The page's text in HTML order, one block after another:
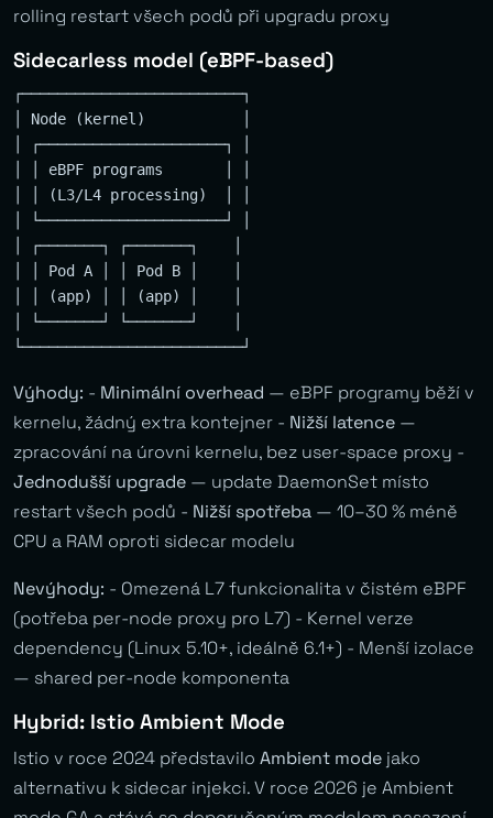
rolling restart všech podů při upgradu proxy
Sidecarless model (eBPF-based)
┌─────────────────────────┐
│ Node (kernel)           │
│ ┌─────────────────────┐ │
│ │ eBPF programs       │ │
│ │ (L3/L4 processing)  │ │
│ └─────────────────────┘ │
│ ┌───────┐ ┌───────┐    │
│ │ Pod A │ │ Pod B │    │
│ │ (app) │ │ (app) │    │
│ └───────┘ └───────┘    │
Výhody: - Minimální overhead — eBPF programy běží v
kernelu, žádný extra kontejner - Nižší latence —
zpracování na úrovni kernelu, bez user-space proxy -
Jednodušší upgrade — update DaemonSet místo
restart všech podů - Nižší spotřeba — 10–30 % méně
CPU a RAM oproti sidecar modelu
Nevýhody: - Omezená L7 funkcionalita v čistém eBPF
(potřeba per-node proxy pro L7) - Kernel verze
dependency (Linux 5.10+, ideálně 6.1+) - Menší izolace
— shared per-node komponenta
Hybrid: Istio Ambient Mode
Istio v roce 2024 představilo Ambient mode jako
alternativu k sidecar injekci. V roce 2026 je Ambient